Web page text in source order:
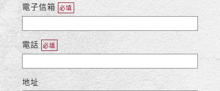
電子信箱 必填
電話 必填
地址